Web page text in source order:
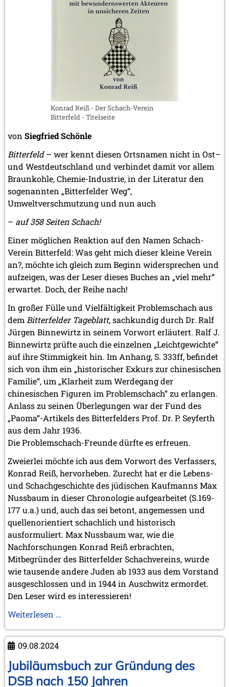
März 2023 (1 Eintrag)
Februar 2023 (2 Einträge)
November 2022 (2 Einträge)
September 2022 (1 Eintrag)
Dezember 2021 (1 Eintrag)
Oktober 2021 (1 Eintrag)
2019
Oktober 2019 (1 Eintrag)
Mai 2019 (1 Eintrag)
2017
Juni 2017 (1 Eintrag)
Juni 2012 (1 Eintrag)
Mai 2012 (1 Eintrag)
April 2012 (6 Einträge)
März 2012 (2 Einträge)
Februar 2012 (3 Einträge)
2011
Dezember 2011 (1 Eintrag)
November 2011 (2 Einträge)
August 2011 (3 Einträge)
Juli 2011 (2 Einträge)
Juni 2011 (2 Einträge)
Mai 2011 (2 Einträge)
April 2011 (5 Einträge)
März 2011 (1 Eintrag)
Februar 2011 (1 Eintrag)
Januar 2011 (4 Einträge)
2010
November 2010 (2 Einträge)
Oktober 2010 (1 Eintrag)
September 2010 (1 Eintrag)
Juli 2010 (3 Einträge)
Juni 2010 (2 Einträge)
April 2010 (3 Einträge)
März 2010 (2 Einträge)
Februar 2010 (1 Eintrag)
Januar 2010 (4 Einträge)
2009
Dezember 2009 (3 Einträge)
November 2009 (4 Einträge)
Oktober 2009 (4 Einträge)
September 2009 (1 Eintrag)
Mai 2009 (3 Einträge)
Februar 2009 (1 Eintrag)
2008
Dezember 2008 (1 Eintrag)
November 2008 (8 Einträge)
Konrad Reiß - Der Schach-Verein
Bitterfeld - Titelseite
von Siegfried Schönle
Bitterfeld– wer kennt diesen Ortsnamen nicht in Ost–
und Westdeutschland und verbindet damit vor allem
Braunkohle, Chemie-Industrie, in der Literatur den
sogenannten „Bitterfelder Weg“,
Umweltverschmutzung und nun auch
– auf 358 Seiten Schach!
Einer möglichen Reaktion auf den Namen Schach-
Verein Bitterfeld: Was geht mich dieser kleine Verein
an?, möchte ich gleich zum Beginn widersprechen und
aufzeigen, was der Leser dieses Buches an „viel mehr“
erwartet. Doch, der Reihe nach!
In großer Fülle und Vielfältigkeit Problemschach aus
dem Bitterfelder Tageblatt, sachkundig durch Dr. Ralf
Jürgen Binnewirtz in seinem Vorwort erläutert. Ralf J.
Binnewirtz prüfte auch die einzelnen „Leichtgewichte“
auf ihre Stimmigkeit hin. Im Anhang, S. 333ff, befindet
sich von ihm ein „historischer Exkurs zur chinesischen
Familie“, um „Klarheit zum Werdegang der
chinesischen Figuren im Problemschach“ zu erlangen.
Anlass zu seinen Überlegungen war der Fund des
„Paoma“-Artikels des Bitterfelders Prof. Dr. P. Seyferth
aus dem Jahr 1936.
Die Problemschach-Freunde dürfte es erfreuen.
Zweierlei möchte ich aus dem Vorwort des Verfassers,
Konrad Reiß, hervorheben. Zurecht hat er die Lebens-
und Schachgeschichte des jüdischen Kaufmanns Max
Nussbaum in dieser Chronologie aufgearbeitet (S.169-
177 u.a.) und, auch das sei betont, angemessen und
quellenorientiert schachlich und historisch
ausformuliert. Max Nussbaum war, wie die
Nachforschungen Konrad Reiß erbrachten,
Mitbegründer des Bitterfelder Schachvereins, wurde
wie tausende andere Juden ab 1933 aus dem Vorstand
ausgeschlossen und in 1944 in Auschwitz ermordet.
Den Leser wird es interessieren!
Weiterlesen …
Verein
und
noch
09.08.2024
Jubiläumsbuch zur Gründung des
DSB nach 150 Jahren